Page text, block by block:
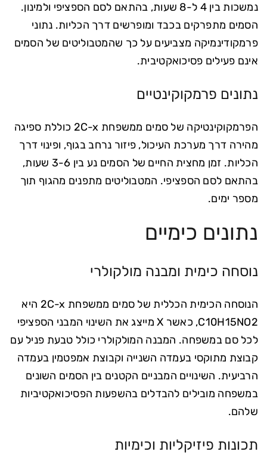
נמשכות בין 4 ל-8 שעות, בהתאם לסם הספציפי ולמינון.
הסמים מתפרקים בכבד ומופרשים דרך הכליות. נתוני
פרמקודינמיקה מצביעים על כך שהמטבוליטים של הסמים
אינם פעילים פסיכואקטיבית.
נתונים פרמקוקינטיים
הפרמקוקינטיקה של סמים ממשפחת 2C-x כוללת ספיגה
מהירה דרך מערכת העיכול, פיזור נרחב בגוף, ופינוי דרך
הכליות. זמן מחצית החיים של הסמים נע בין 3-6 שעות,
בהתאם לסם הספציפי. המטבוליטים מתפנים מהגוף תוך
מספר ימים.
נתונים כימיים
נוסחה כימית ומבנה מולקולרי
הנוסחה הכימית הכללית של סמים ממשפחת 2C-x היא
C10H15NO2, כאשר X מייצג את השינוי המבני הספציפי
לכל סם במשפחה. המבנה המולקולרי כולל טבעת פניל עם
קבוצת מתוקסי בעמדה השנייה וקבוצת אמפטמין בעמדה
הרביעית. השינויים המבניים הקטנים בין הסמים השונים
במשפחה מובילים להבדלים בהשפעות הפסיכואקטיביות
שלהם.
תכונות פיזיקליות וכימיות